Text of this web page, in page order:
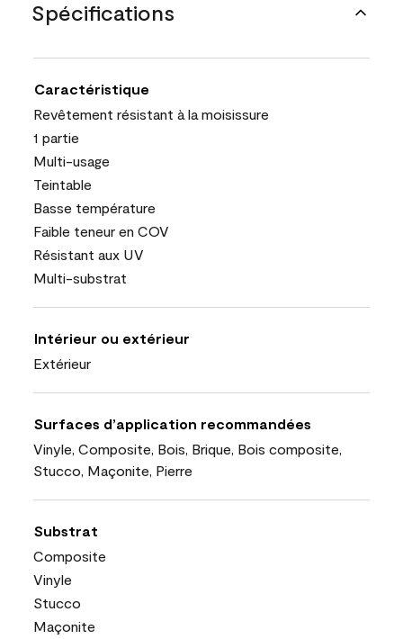
Spécifications
Caractéristique
Revêtement résistant à la moisissure
1 partie
Multi-usage
Teintable
Basse température
Faible teneur en COV
Résistant aux UV
Multi-substrat
Intérieur ou extérieur
Extérieur
Surfaces d’application recommandées
Vinyle, Composite, Bois, Brique, Bois composite,
Stucco, Maçonite, Pierre
Substrat
Composite
Vinyle
Stucco
Maçonite